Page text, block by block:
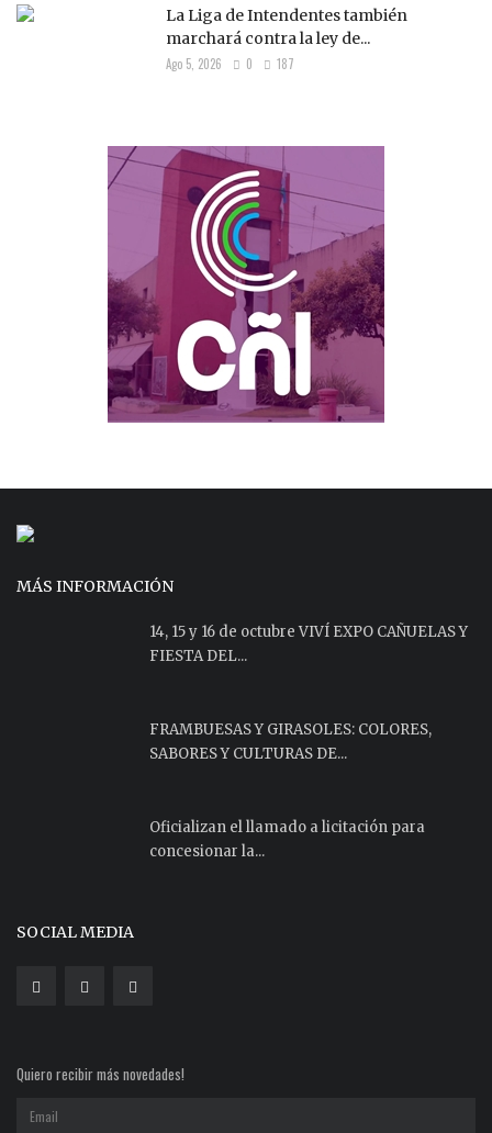
La Liga de Intendentes también
marchará contra la ley de...
Ago 5, 2026 0 187
MÁS INFORMACIÓN
14, 15 y 16 de octubre VIVÍ EXPO CAÑUELAS Y
FIESTA DEL...
FRAMBUESAS Y GIRASOLES: COLORES,
SABORES Y CULTURAS DE...
Oficializan el llamado a licitación para
concesionar la...
SOCIAL MEDIA
Quiero recibir más novedades!